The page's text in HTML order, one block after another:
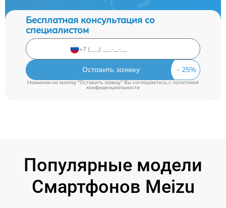
Бесплатная консультация со
специалистом
Оставить заявку
Нажимая на кнопку "Оставить заявку" Вы соглашаетесь c политикой
конфиденциальности
Популярные модели
Смартфонов Meizu